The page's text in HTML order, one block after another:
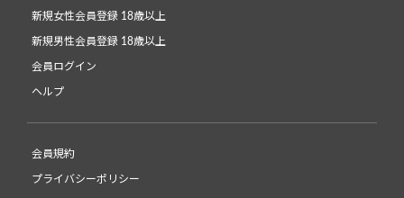
新規女性会員登録 18歳以上
新規男性会員登録 18歳以上
会員ログイン
ヘルプ
会員規約
プライバシーポリシー